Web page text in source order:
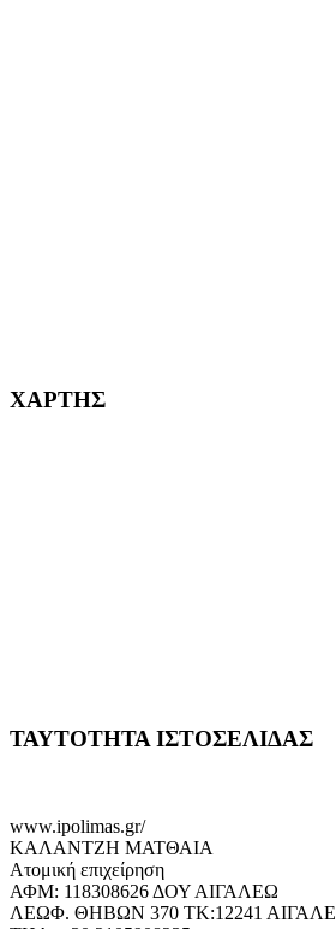
ΧΑΡΤΗΣ
ΤΑΥΤΟΤΗΤΑ ΙΣΤΟΣΕΛΙΔΑΣ
www.ipolimas.gr/
ΚΑΛΑΝΤΖΗ ΜΑΤΘΑΙΑ
Ατομική επιχείρηση
ΑΦΜ: 118308626 ΔΟΥ ΑΙΓΑΛΕΩ
ΛΕΩΦ. ΘΗΒΩΝ 370 ΤΚ:12241